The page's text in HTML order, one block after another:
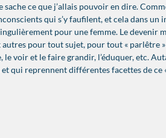
sache ce que j’allais pouvoir en dire.
qui s’y faufilent, et cela dans un
pour une femme. Le
pour tout sujet, pour tout « parlêtre
voir et le faire grandir, l’éduquer, etc.
qui reprennent différentes facettes de ce